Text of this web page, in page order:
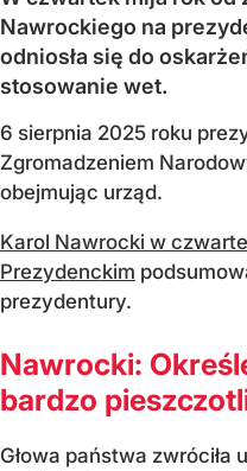
Nawrockiego na
odniosła się do
stosowanie wet.
6 sierpnia 2025 roku
Zgromadzeniem
obejmując urząd.
Karol Nawrocki w
Prezydenckim
prezydentury.
Nawrocki:
bardzo
Głowa państwa zwróciła